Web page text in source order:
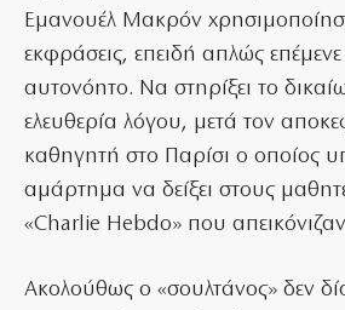
Εμανουέλ Μακρόν
εκφράσεις, επειδή απλώς
αυτονόητο. Να στηρίξει το
ελευθερία λόγου, μετά τον
καθηγητή στο Παρίσι ο οποίος
αμάρτημα να δείξει στους
«Charlie Hebdo» που
Ακολούθως ο «σουλτάνος» δεν